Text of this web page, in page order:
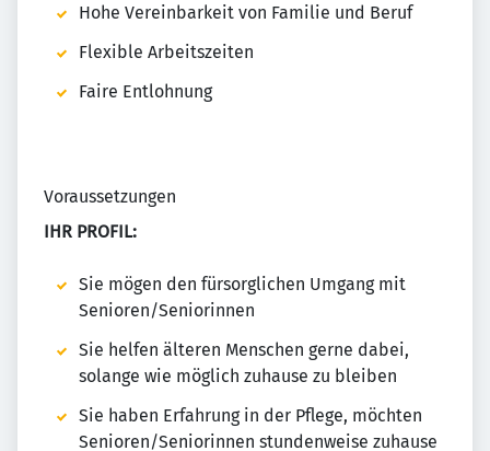
Hohe Vereinbarkeit von Familie und Beruf
Flexible Arbeitszeiten
Faire Entlohnung
Voraussetzungen
IHR PROFIL:
Sie mögen den fürsorglichen Umgang mit
Senioren/Seniorinnen
Sie helfen älteren Menschen gerne dabei,
solange wie möglich zuhause zu bleiben
Sie haben Erfahrung in der Pflege, möchten
Senioren/Seniorinnen stundenweise zuhause